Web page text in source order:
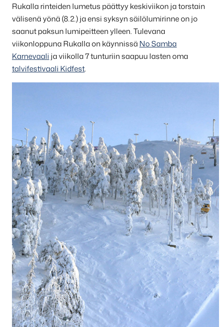
Rukalla rinteiden lumetus päättyy keskiviikon ja torstain
välisenä yönä (8.2.) ja ensi syksyn säilölumirinne on jo
saanut paksun lumipeitteen ylleen. Tulevana
viikonloppuna Rukalla on käynnissä No Samba
Karnevaali ja viikolla 7 tunturiin saapuu lasten oma
talvifestivaali Kidfest.